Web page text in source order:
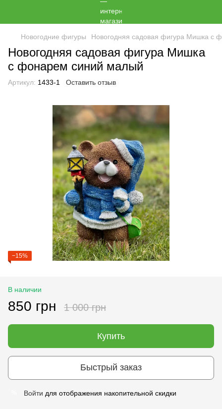
Новогодние фигуры Новогодняя садовая фигура Мишка с
Новогодняя садовая фигура Мишка
с фонарем синий малый
Артикул: 1433-1 Оставить отзыв
−15%
В наличии
850 грн 1 000 грн
Купить
Быстрый заказ
Войти для отображения накопительной скидки